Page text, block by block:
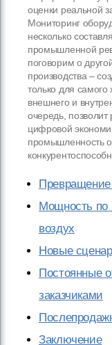
оценки реальной
Мониторинг
несколько
промышленной
поговорим о
производства –
только для
внешнего и
очередь, позволит
цифровой
промышленность
Мощность по
воздух
Новые
Постоянные
заказчиками
Заключение